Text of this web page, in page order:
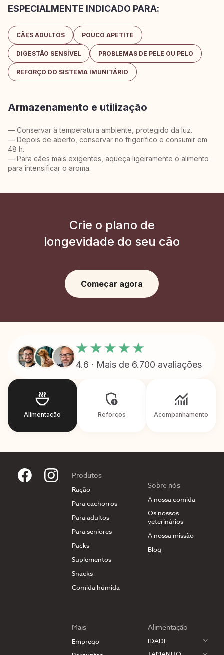
ESPECIALMENTE INDICADO PARA:
CÃES ADULTOS POUCO APETITE
DIGESTÃO SENSÍVEL PROBLEMAS DE PELE OU PELO
REFORÇO DO SISTEMA IMUNITÁRIO
Armazenamento e utilização
— Conservar à temperatura ambiente, protegido da luz.
— Depois de aberto, conservar no frigorífico e consumir em
48 h.
— Para cães mais exigentes, aqueça ligeiramente o alimento
para intensificar o aroma.
Crie o plano de
longevidade do seu cão
Começar agora
Alimentação Reforços Acompanhamento
4.6 · Mais de 6.700 avaliações
Produtos
Ração
Para cachorros
Para adultos
Para seniores
Packs
Suplementos
Snacks
Comida húmida
Sobre nós
A nossa comida
Os nossos
veterinários
A nossa missão
Blog
Mais
Emprego
Alimentação
IDADE